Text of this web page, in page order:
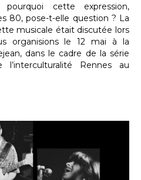
cette expression,
80, pose-t-elle question ? La
musicale était discutée lors
organisions le 12 mai à la
dans le cadre de la série
l’interculturalité Rennes au